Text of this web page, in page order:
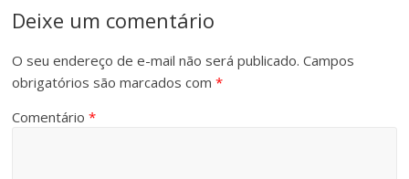
Deixe um comentário
O seu endereço de e-mail não será publicado. Campos
obrigatórios são marcados com*
Comentário*